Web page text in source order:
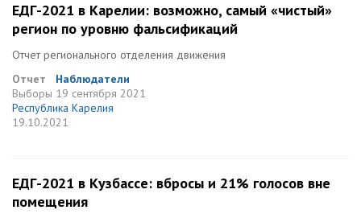
ЕДГ-2021 в Карелии: возможно, самый «чистый»
регион по уровню фальсификаций
Отчет регионального отделения движения
Отчет
Наблюдатели
Выборы 19 сентября 2021
Республика Карелия
19.10.2021
ЕДГ-2021 в Кузбассе: вбросы и 21% голосов вне
помещения